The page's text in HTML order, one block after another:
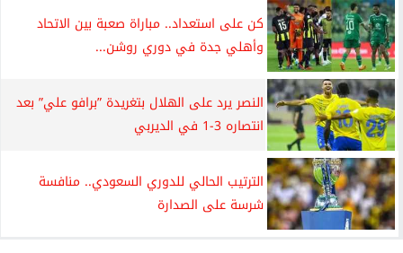
كن على استعداد.. مباراة صعبة بين الاتحاد
وأهلي جدة في دوري روشن...
النصر يرد على الهلال بتغريدة ”برافو علي” بعد
انتصاره 3-1 في الديربي
الترتيب الحالي للدوري السعودي.. منافسة
شرسة على الصدارة